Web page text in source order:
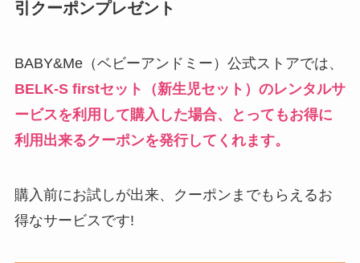
引クーポンプレゼント
BABY&Me（ベビーアンドミー）公式ストアでは、
BELK-S firstセット（新生児セット）のレンタルサ
ービスを利用して購入した場合、とってもお得に
利用出来るクーポンを発行してくれます。
購入前にお試しが出来、クーポンまでもらえるお
得なサービスです!